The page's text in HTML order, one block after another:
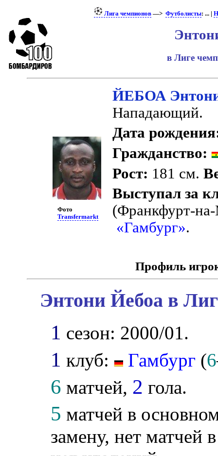
Лига чемпионов—> Футболисты: ... |
в Лиге
Фото
Transfermarkt
ЙЕБОА
Нападающий.
Дата
Гражданство:
Рост: 181 см.
Выступал за
(Франкфурт-
«Гамбург».
Профиль
Энтони Йебоа в
1 сезон: 2000/01.
1 клуб: Гамбург (6
6 матчей, 2 гола.
5 матчей в
замену, нет матчей